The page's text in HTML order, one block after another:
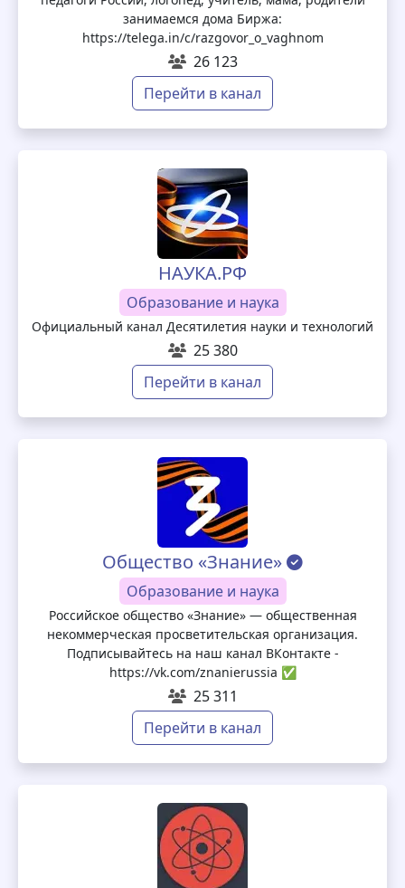
занимаемся дома Биржа:
https://telega.in/c/razgovor_o_vaghnom
26 123
Перейти в канал
НАУКА.РФ
Образование и наука
Официальный канал Десятилетия науки и технологий
25 380
Перейти в канал
Общество «Знание»
Образование и наука
Российское общество «Знание» — общественная
некоммерческая просветительская организация.
Подписывайтесь на наш канал ВКонтакте -
https://vk.com/znanierussia ✅
25 311
Перейти в канал